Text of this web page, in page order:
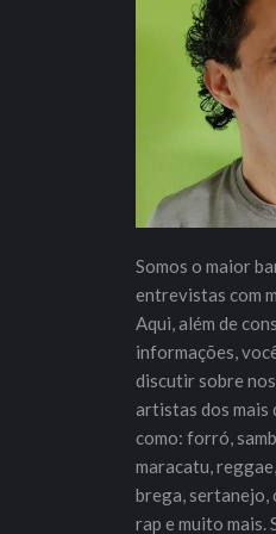
Somos o maior
entrevistas com
Aqui, além de
informações,
discutir sobre
artistas dos mais
como: forró,
maracatu,
brega, sertanejo,
rap e muito mais.